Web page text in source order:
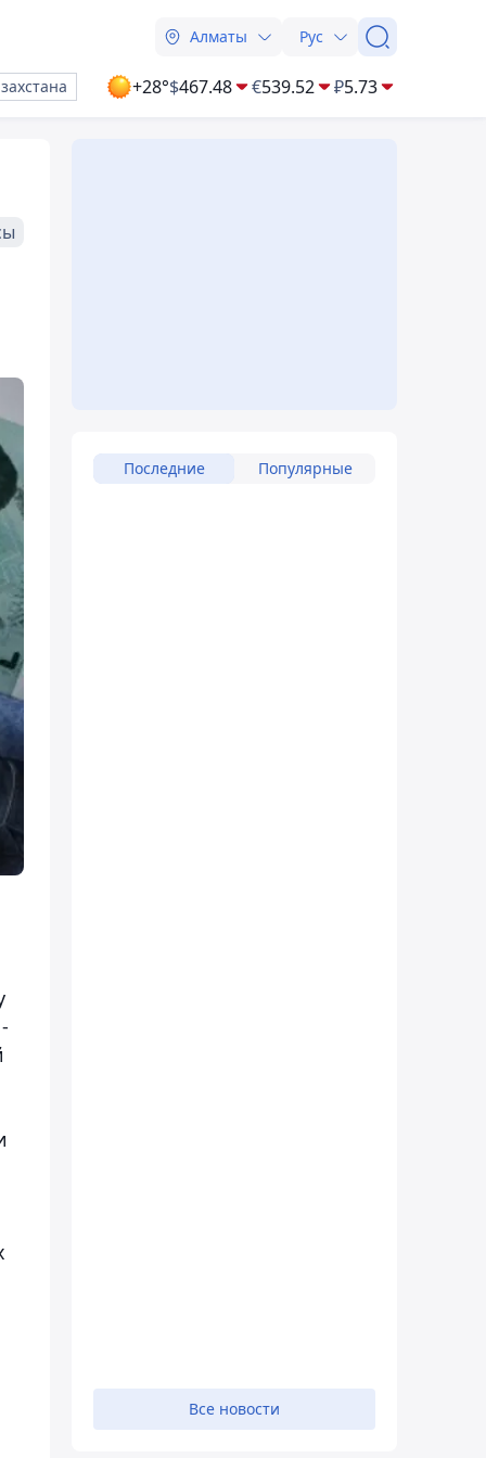
Алматы Рус
+28°$467.48 €539.52 ₽5.73
Последние Популярные
Все новости